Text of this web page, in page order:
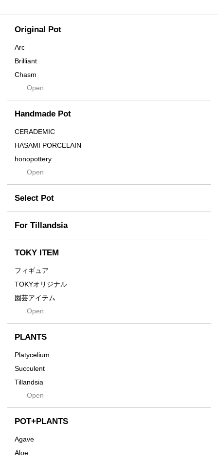
Original Pot
Arc
Brilliant
Chasm
Contra
Cream
Crown
Distortion
Drop
DUNE
Flames
For
Former
Fused
Earth
emeth
Enhance
Grid
Hagakure
Innocence
Kodama
Native
Progress
Open
Handmade Pot
CERADEMIC
HASAMI PORCELAIN
honopottery
nocturne
tamanhayat
TETSUYA OZAWA
Scratch
Takehiro Ito
Yuya Iha
Open
Select Pot
For Tillandsia
TOKY ITEM
フィギュア
TOKYオリジナル
園芸アイテム
土・化粧石・活力剤
インテリア・デザイン雑貨
Tシャツ・バッグ
その他
Open
PLANTS
Platycelium
Succulent
Tillandsia
SeedsOpen
POT+PLANTS
Agave
Aloe